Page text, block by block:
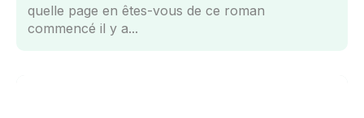
quelle page en êtes-vous de ce roman
commencé il y a...